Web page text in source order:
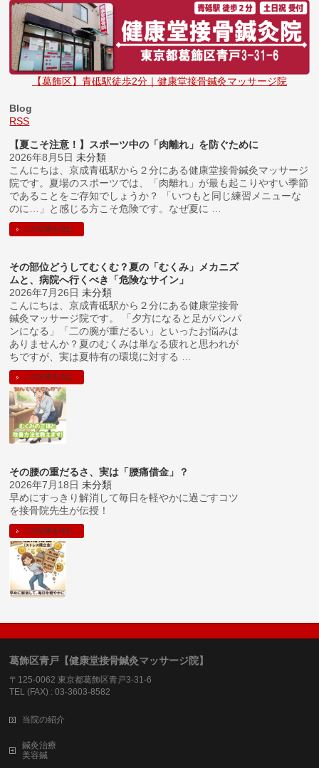
【葛飾区】青砥駅徒歩2分｜健康堂接骨鍼灸マッサージ院
Blog
RSS
【夏こそ注意！】スポーツ中の「肉離れ」を防ぐために
2026年8月5日 未分類
こんにちは、京成青砥駅から２分にある健康堂接骨鍼灸マッサージ
院です。夏場のスポーツでは、「肉離れ」が最も起こりやすい季節
であることをご存知でしょうか？ 「いつもと同じ練習メニューな
のに…」と感じる方こそ危険です。なぜ夏に …
この記事を読む
その部位どうしてむくむ？夏の「むくみ」メカニズ
ムと、病院へ行くべき「危険なサイン」
2026年7月26日 未分類
こんにちは、京成青砥駅から２分にある健康堂接骨
鍼灸マッサージ院です。 「夕方になると足がパンパ
ンになる」「二の腕が重だるい」といったお悩みは
ありませんか？夏のむくみは単なる疲れと思われが
ちですが、実は夏特有の環境に対する …
この記事を読む
その腰の重だるさ、実は「腰痛借金」？
2026年7月18日 未分類
早めにすっきり解消して毎日を軽やかに過ごすコツ
を接骨院先生が伝授！
この記事を読む
葛飾区青戸【健康堂接骨鍼灸マッサージ院】
〒125-0062 東京都葛飾区青戸3-31-6
TEL (FAX) : 03-3603-8582
当院の紹介
鍼灸治療
美容鍼